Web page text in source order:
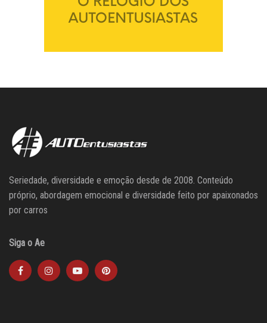
Seriedade, diversidade e emoção desde de 2008. Conteúdo
próprio, abordagem emocional e diversidade feito por apaixonados
por carros
Siga o Ae